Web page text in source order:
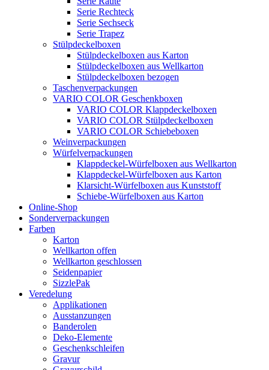
Serie Rechteck
Serie Sechseck
Serie Trapez
Stülpdeckelboxen
Stülpdeckelboxen aus Karton
Stülpdeckelboxen aus Wellkarton
Stülpdeckelboxen bezogen
Taschenverpackungen
VARIO COLOR Geschenkboxen
VARIO COLOR Klappdeckelboxen
VARIO COLOR Stülpdeckelboxen
VARIO COLOR Schiebeboxen
Weinverpackungen
Würfelverpackungen
Klappdeckel-Würfelboxen aus Wellkarton
Klappdeckel-Würfelboxen aus Karton
Klarsicht-Würfelboxen aus Kunststoff
Schiebe-Würfelboxen aus Karton
Online-Shop
Sonderverpackungen
Farben
Karton
Wellkarton offen
Wellkarton geschlossen
Seidenpapier
SizzlePak
Veredelung
Applikationen
Ausstanzungen
Banderolen
Deko-Elemente
Geschenkschleifen
Gravur